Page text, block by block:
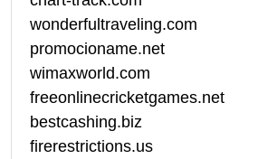
wonderfultraveling.com
promocioname.net
wimaxworld.com
freeonlinecricketgames.net
bestcashing.biz
firerestrictions.us